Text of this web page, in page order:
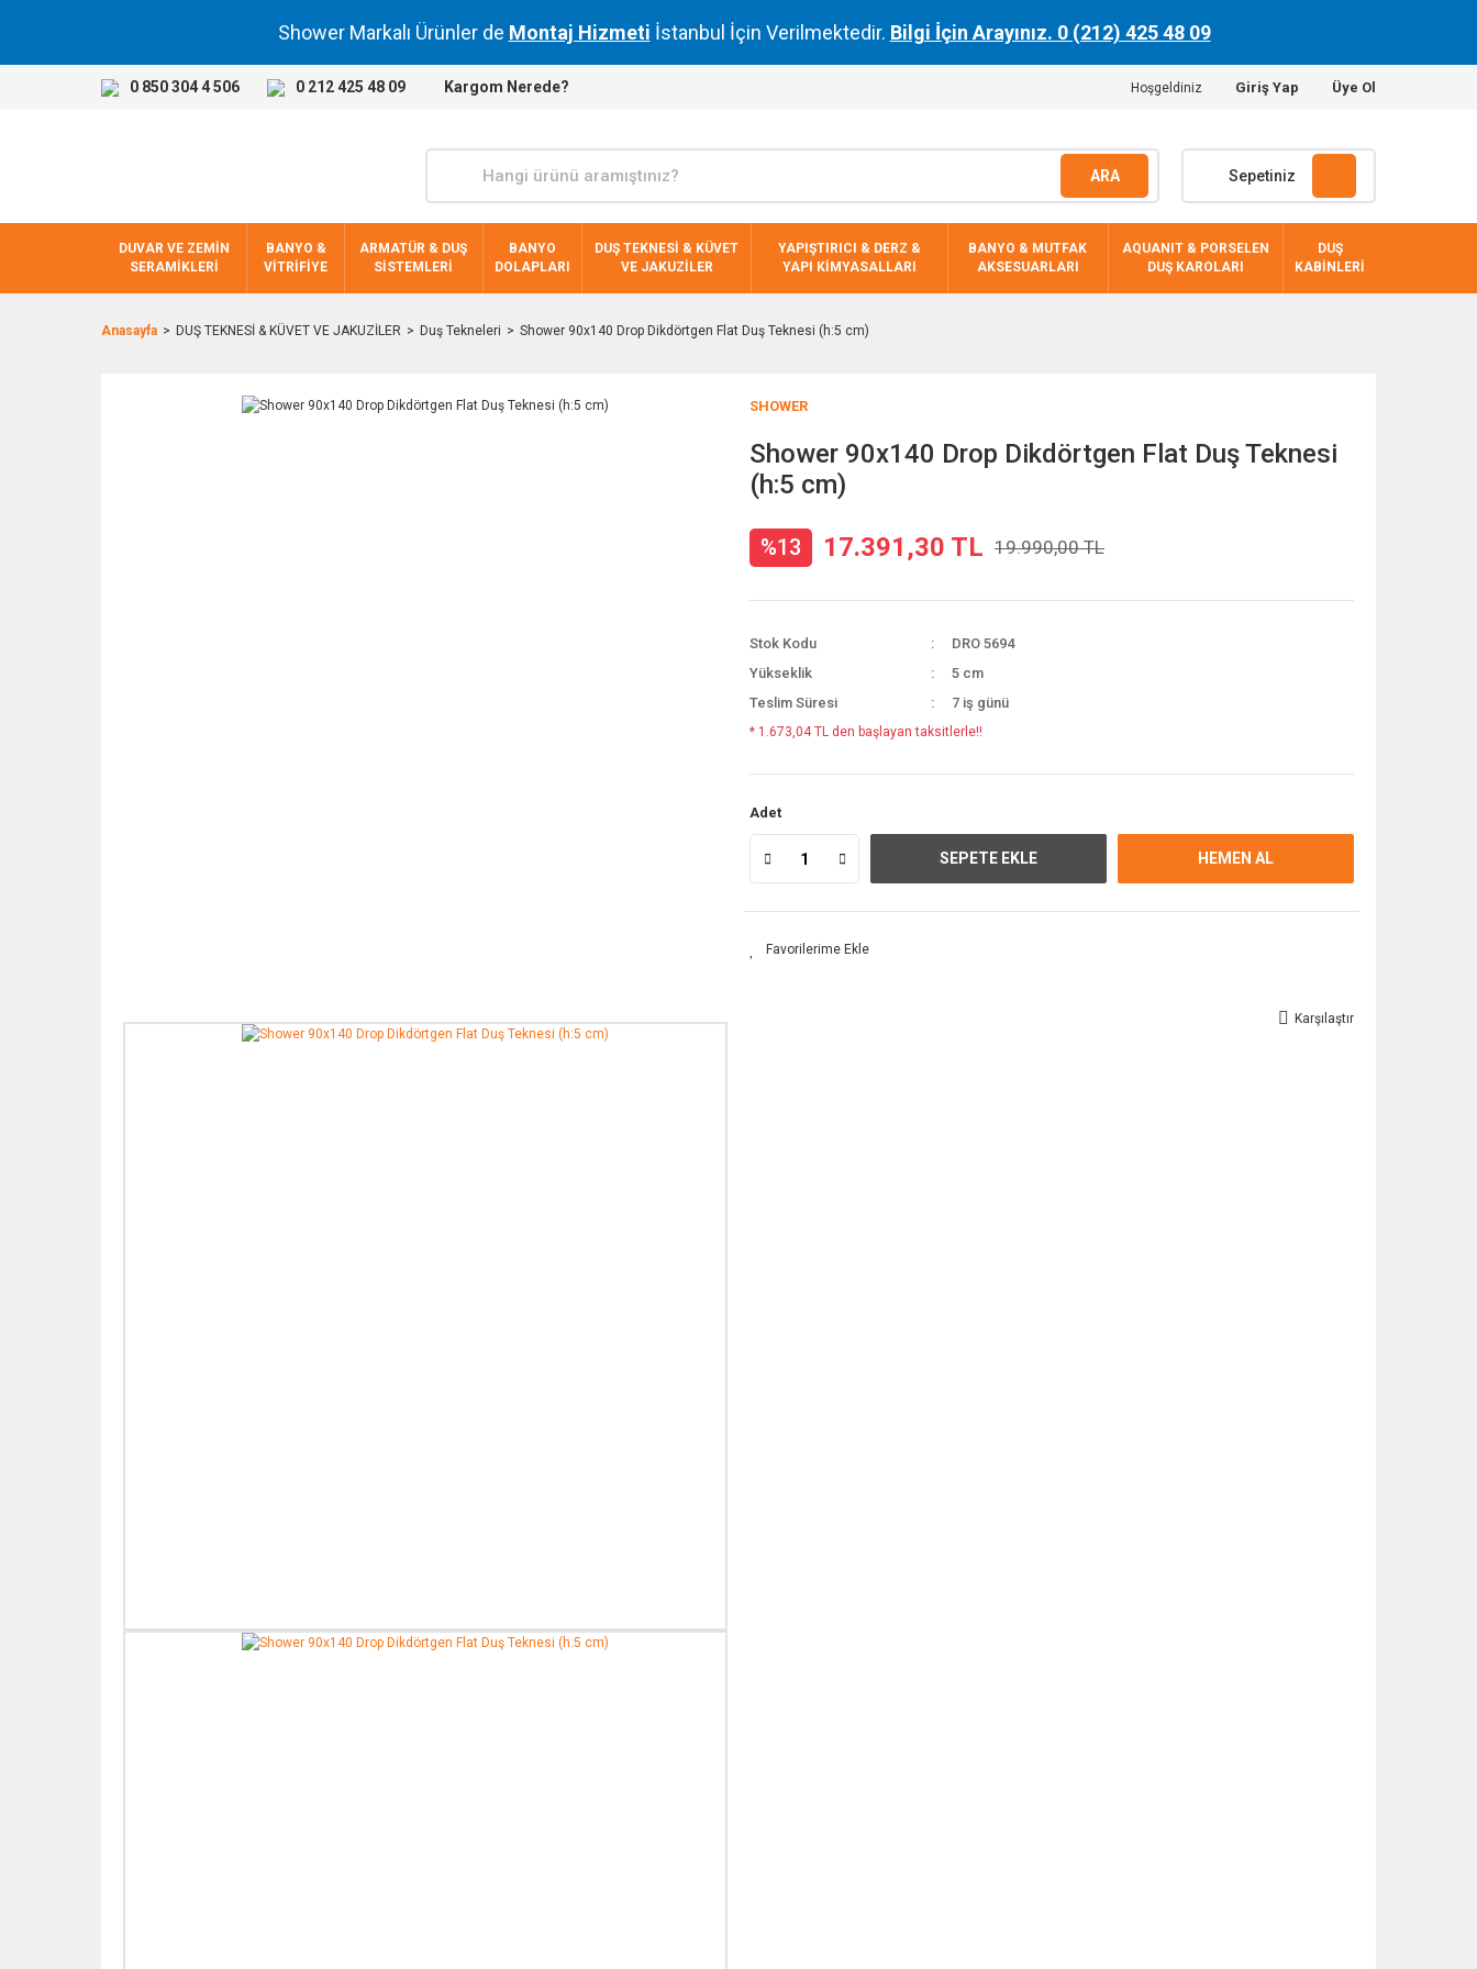
Shower Markalı Ürünler de Montaj Hizmeti İstanbul İçin Verilmektedir. Bilgi İçin Arayınız. 0 (212) 425 48 09
0 850 304 4 506 0 212 425 48 09 Kargom Nerede? Hoşgeldiniz Giriş Yap Üye Ol
ARA Sepetiniz
DUVAR VE ZEMİN
SERAMİKLERİ
BANYO &
VİTRİFİYE
ARMATÜR & DUŞ
SİSTEMLERİ
BANYO
DOLAPLARI
DUŞ TEKNESİ & KÜVET
VE JAKUZİLER
YAPIŞTIRICI & DERZ &
YAPI KİMYASALLARI
BANYO & MUTFAK
AKSESUARLARI
AQUANIT & PORSELEN
DUŞ KAROLARI
DUŞ
KABİNLERİ
Anasayfa DUŞ TEKNESİ & KÜVET VE JAKUZİLER Duş Tekneleri Shower 90x140 Drop Dikdörtgen Flat Duş Teknesi (h:5 cm)
SHOWER
Shower 90x140 Drop Dikdörtgen Flat Duş Teknesi
(h:5 cm)
%13 17.391,30 TL 19.990,00 TL
Stok Kodu
DRO 5694
Yükseklik
5 cm
Teslim Süresi
7 iş günü
* 1.673,04 TL den başlayan taksitlerle!!
Adet
SEPETE EKLE HEMEN AL
Karşılaştır